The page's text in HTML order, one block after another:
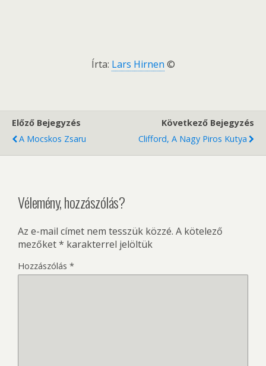
Írta: Lars Hirnen ©
Előző Bejegyzés
A Mocskos Zsaru
Következő Bejegyzés
Clifford, A Nagy Piros Kutya
Vélemény, hozzászólás?
Az e-mail címet nem tesszük közzé. A kötelező
mezőket* karakterrel jelöltük
Hozzászólás *